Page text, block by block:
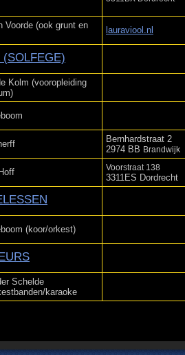
Voorde (ook grunt en
lauraviool.nl
Kolm (vooropleiding
Bernhardstraat 2
2974 BB Brandwijk
Voorstraat 138
3311ES Dordrecht
(koor/orkest)
Schelde
karaoke